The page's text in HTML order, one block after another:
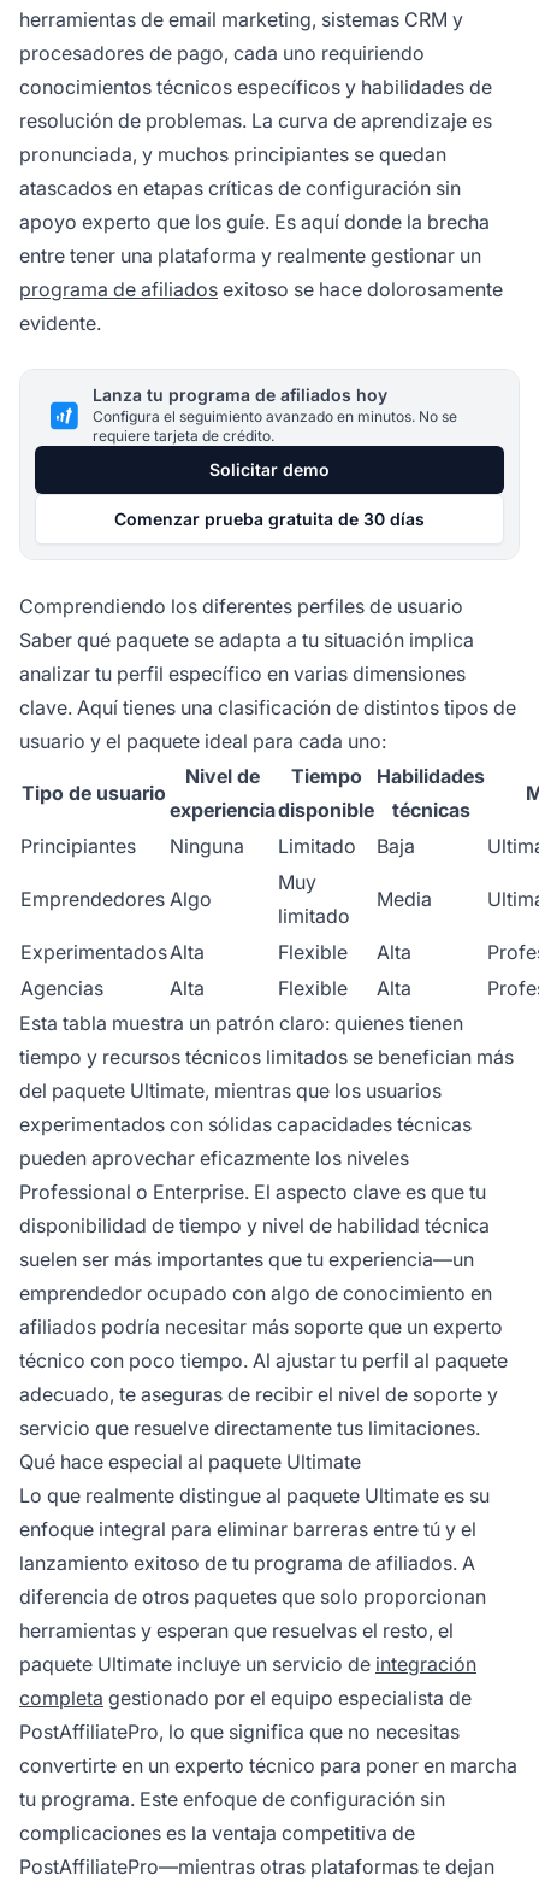
herramientas de email marketing, sistemas CRM y
procesadores de pago, cada uno requiriendo
conocimientos técnicos específicos y habilidades de
resolución de problemas. La curva de aprendizaje es
pronunciada, y muchos principiantes se quedan
atascados en etapas críticas de configuración sin
apoyo experto que los guíe. Es aquí donde la brecha
entre tener una plataforma y realmente gestionar un
programa de afiliados exitoso se hace dolorosamente
evidente.
Lanza tu programa de afiliados hoy
Configura el seguimiento avanzado en minutos. No se
requiere tarjeta de crédito.
Solicitar demo
Comenzar prueba gratuita de 30 días
Comprendiendo los diferentes perfiles de usuario
Saber qué paquete se adapta a tu situación implica
analizar tu perfil específico en varias dimensiones
clave. Aquí tienes una clasificación de distintos tipos de
usuario y el paquete ideal para cada uno:
Tipo de usuario
Nivel de
experiencia
Tiempo
disponible
Habilidades
técnicas
Principiantes Ninguna Limitado Baja
Emprendedores Algo
Muy
limitado
Media
ExperimentadosAlta Flexible Alta
Agencias
Alta Flexible Alta
Esta tabla muestra un patrón claro: quienes tienen
tiempo y recursos técnicos limitados se benefician más
del paquete Ultimate, mientras que los usuarios
experimentados con sólidas capacidades técnicas
pueden aprovechar eficazmente los niveles
Professional o Enterprise. El aspecto clave es que tu
disponibilidad de tiempo y nivel de habilidad técnica
suelen ser más importantes que tu experiencia—un
emprendedor ocupado con algo de conocimiento en
afiliados podría necesitar más soporte que un experto
técnico con poco tiempo. Al ajustar tu perfil al paquete
adecuado, te aseguras de recibir el nivel de soporte y
servicio que resuelve directamente tus limitaciones.
Qué hace especial al paquete Ultimate
Lo que realmente distingue al paquete Ultimate es su
enfoque integral para eliminar barreras entre tú y el
lanzamiento exitoso de tu programa de afiliados. A
diferencia de otros paquetes que solo proporcionan
herramientas y esperan que resuelvas el resto, el
paquete Ultimate incluye un servicio de integración
completa gestionado por el equipo especialista de
PostAffiliatePro, lo que significa que no necesitas
convertirte en un experto técnico para poner en marcha
tu programa. Este enfoque de configuración sin
complicaciones es la ventaja competitiva de
PostAffiliatePro—mientras otras plataformas te dejan